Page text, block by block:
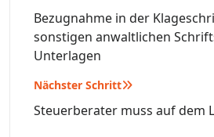
Bezugnahme in der
sonstigen anwaltlichen
Unterlagen
Nächster Schritt
Steuerberater muss auf dem